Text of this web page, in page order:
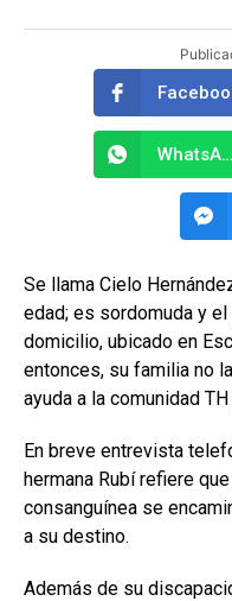
WhatsApp
Se llama Cielo
edad; es sordomuda y
domicilio, ubicado en
entonces, su familia no
ayuda a la comunidad
En breve entrevista
hermana Rubí refiere
consanguínea se
a su destino.
Además de su